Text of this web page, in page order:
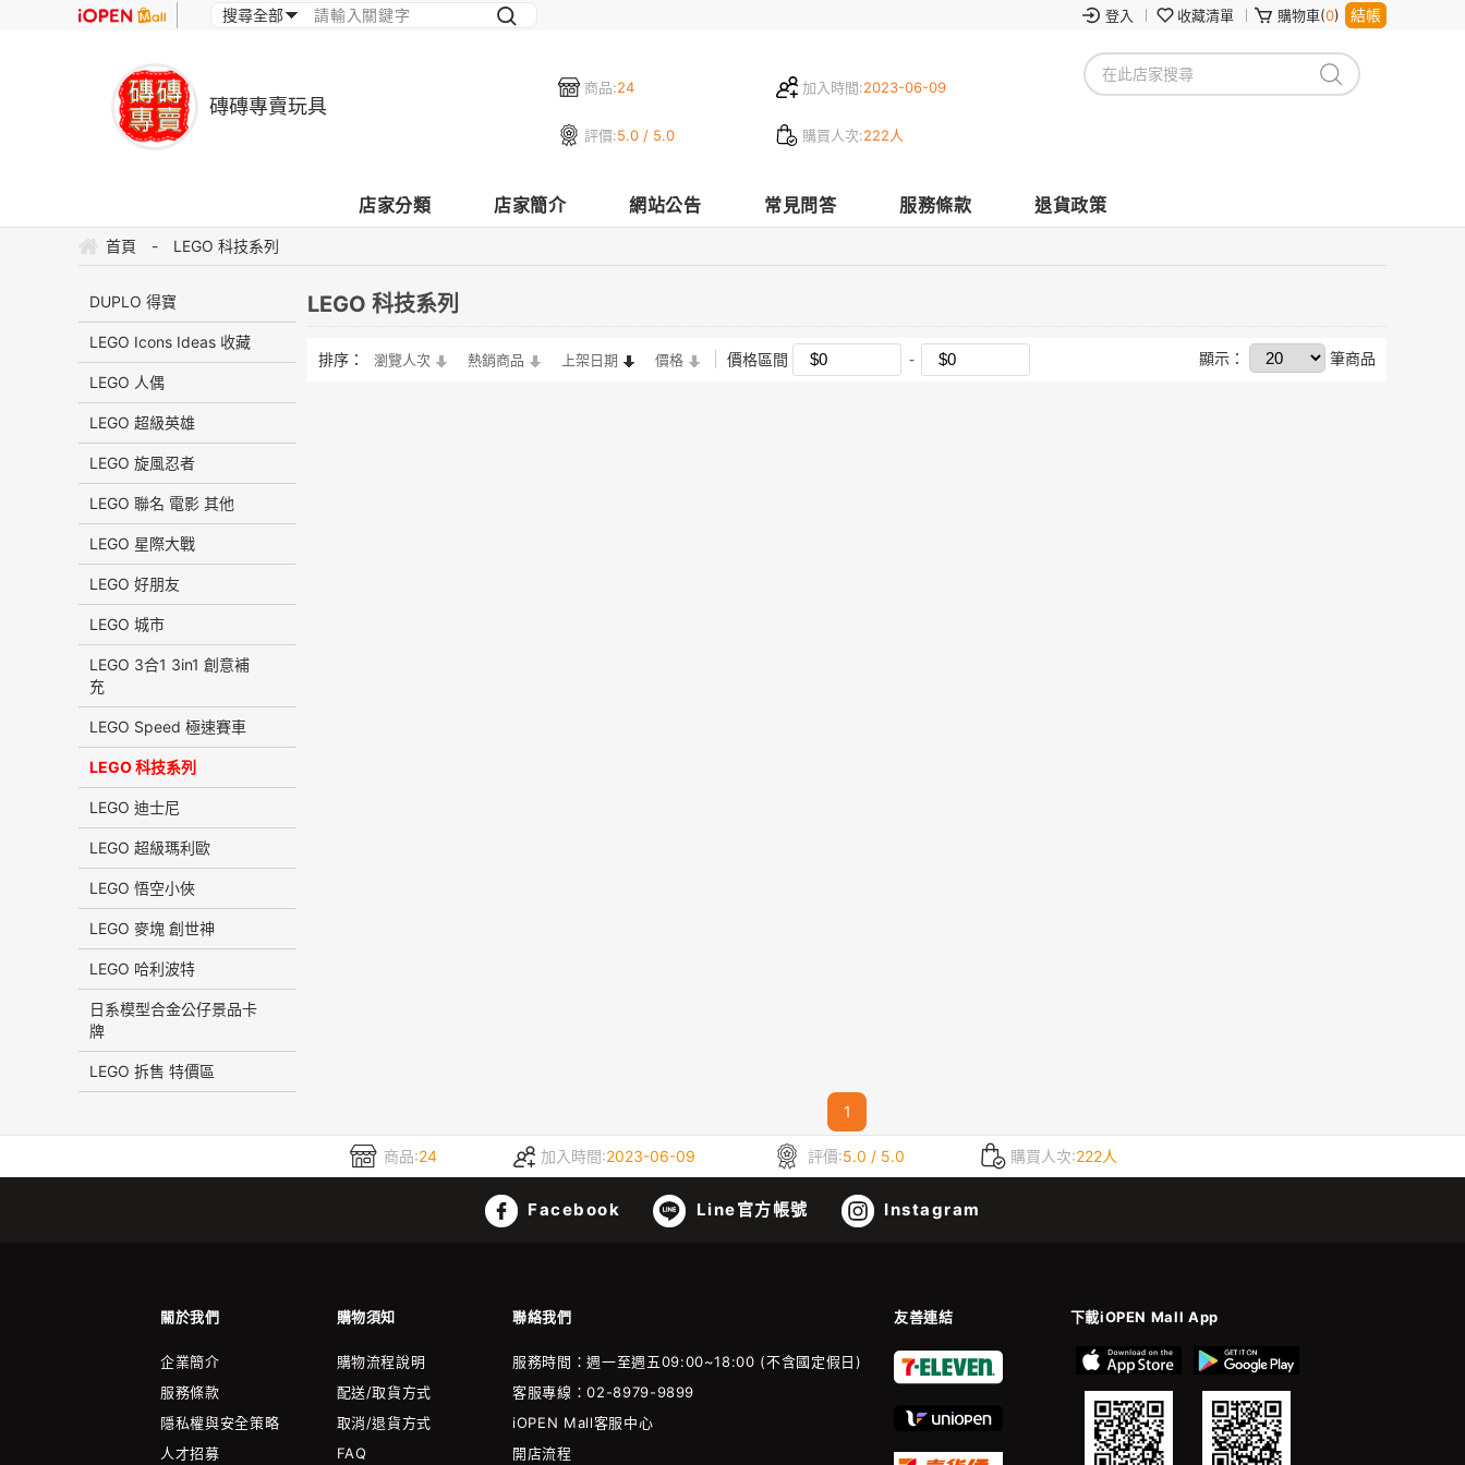
登入 收藏清單 購物車(0) 結帳
商品:24 加入時間:2023-06-09
評價:5.0 / 5.0 購買人次:222人
磚磚專賣玩具
店家分類 店家簡介 網站公告 常見問答 服務條款 退貨政策
首頁 - LEGO 科技系列
DUPLO 得寶
LEGO Icons Ideas 收藏
LEGO 人偶
LEGO 超級英雄
LEGO 旋風忍者
LEGO 聯名 電影 其他
LEGO 星際大戰
LEGO 好朋友
LEGO 城市
LEGO 3合1 3in1 創意補
充
LEGO Speed 極速賽車
LEGO 科技系列
LEGO 迪士尼
LEGO 超級瑪利歐
LEGO 悟空小俠
LEGO 麥塊 創世神
LEGO 哈利波特
日系模型合金公仔景品卡
牌
LEGO 拆售 特價區
LEGO 科技系列
排序： 瀏覽人次 熱銷商品 上架日期 價格 價格區間 顯示： 筆商品
1
商品:24 加入時間:2023-06-09 評價:5.0 / 5.0 購買人次:222人
Facebook Line官方帳號 Instagram
關於我們 購物須知 聯絡我們 友善連結 下載iOPEN Mall App
企業簡介
服務條款
隱私權與安全策略
人才招募
購物流程說明
配送/取貨方式
取消/退貨方式
FAQ
服務時間：週一至週五09:00~18:00 (不含國定假日)
客服專線：02-8979-9899
iOPEN Mall客服中心
開店流程